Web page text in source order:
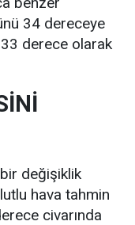
34 dereceye
33 derece olarak
bir değişiklik
hava tahmin
civarında